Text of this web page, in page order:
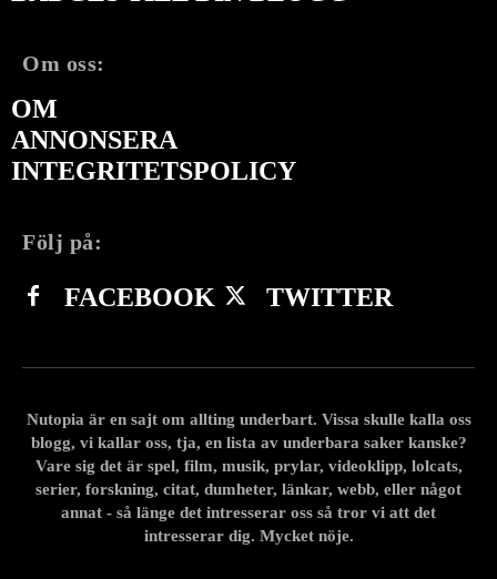
Om oss:
OM
ANNONSERA
INTEGRITETSPOLICY
Följ på:
FACEBOOK TWITTER
Nutopia är en sajt om allting underbart. Vissa skulle kalla oss
blogg, vi kallar oss, tja, en lista av underbara saker kanske?
Vare sig det är spel, film, musik, prylar, videoklipp, lolcats,
serier, forskning, citat, dumheter, länkar, webb, eller något
annat - så länge det intresserar oss så tror vi att det
intresserar dig. Mycket nöje.